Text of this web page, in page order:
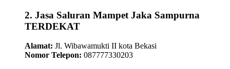
2. Jasa Saluran Mampet Jaka Sampurna
TERDEKAT
Alamat: Jl. Wibawamukti II kota Bekasi
Nomor Telepon: 087777330203